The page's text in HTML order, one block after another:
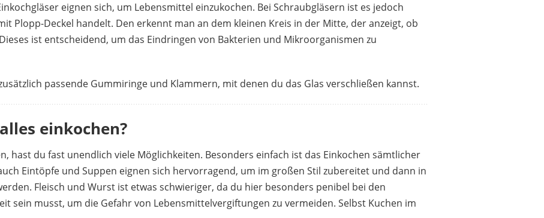
eignen sich, um Lebensmittel einzukochen. Bei Schraubgläsern ist es jedoch
Plopp-Deckel handelt. Den erkennt man an dem kleinen Kreis in der Mitte, der anzeigt, ob
ist entscheidend, um das Eindringen von Bakterien und Mikroorganismen zu
passende Gummiringe und Klammern, mit denen du das Glas verschließen kannst.
einkochen?
hast du fast unendlich viele Möglichkeiten. Besonders einfach ist das Einkochen sämtlicher
Eintöpfe und Suppen eignen sich hervorragend, um im großen Stil zubereitet und dann in
Fleisch und Wurst ist etwas schwieriger, da du hier besonders penibel bei den
sein musst, um die Gefahr von Lebensmittelvergiftungen zu vermeiden. Selbst Kuchen im